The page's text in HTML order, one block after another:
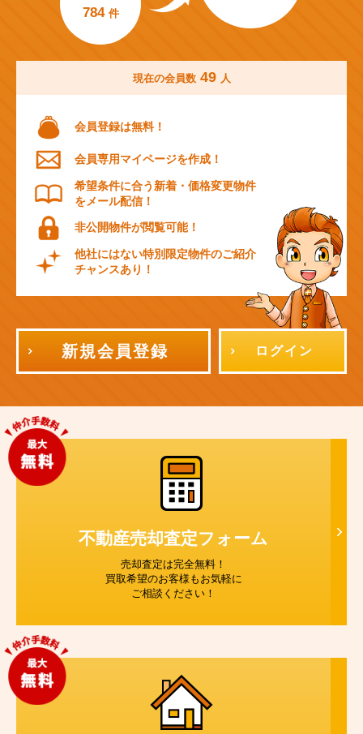
784 件
現在の会員数 49 人
会員登録は無料！
会員専用マイページを作成！
希望条件に合う新着・価格変更物件
をメール配信！
非公開物件が閲覧可能！
他社にはない特別限定物件のご紹介
チャンスあり！
新規会員登録 ログイン
不動産売却査定フォーム
売却査定は完全無料！
買取希望のお客様もお気軽に
ご相談ください！